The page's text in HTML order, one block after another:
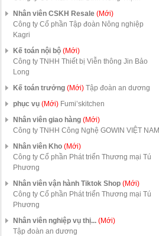
Nhân viên CSKH Resale (Mới)
Công ty Cổ phần Tập đoàn Nông nghiệp
Kagri
Kế toán nội bộ (Mới)
Công ty TNHH Thiết bị Viễn thông Jin Bảo
Long
Kế toán trưởng (Mới) Tập đoàn an dương
phục vụ (Mới) Fumi’skitchen
Nhân viên giao hàng (Mới)
Công ty TNHH Công Nghệ GOWIN VIỆT NAM
Nhân viên Kho (Mới)
Công ty Cổ phần Phát triển Thương mại Tú
Phương
Nhân viên vận hành Tiktok Shop (Mới)
Công ty Cổ phần Phát triển Thương mại Tú
Phương
Nhân viên nghiệp vụ thị... (Mới)
Tập đoàn an dương